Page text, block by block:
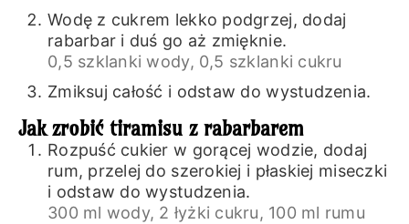
Wodę z cukrem lekko podgrzej, dodaj
rabarbar i duś go aż zmięknie.
0,5 szklanki wody, 0,5 szklanki cukru
Zmiksuj całość i odstaw do wystudzenia.
Jak zrobić tiramisu z rabarbarem
Rozpuść cukier w gorącej wodzie, dodaj
rum, przelej do szerokiej i płaskiej miseczki
i odstaw do wystudzenia.
300 ml wody, 2 łyżki cukru, 100 ml rumu